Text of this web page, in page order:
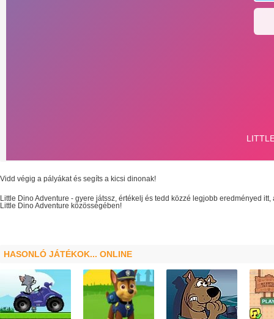
Vidd végig a pályákat és segíts a kicsi dinonak!
Little Dino Adventure - gyere játssz, értékelj és tedd közzé legjobb eredményed
Little Dino Adventure közösségében!
HASONLÓ JÁTÉKOK... ONLINE